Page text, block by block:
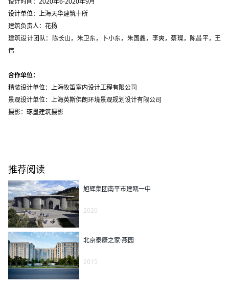
设计单位：上海天华建筑十所
建筑负责人：花扬
建筑设计团队：陈长山，朱卫东，卜小东，朱国鑫，李爽，蔡璨，陈昌平，王
伟
合作单位：
精装设计单位：上海牧笛室内设计工程有限公司
景观设计单位：上海英斯佛朗环境景观规划设计有限公司
摄影：琢墨建筑摄影
推荐阅读
旭辉集团南平市建瓯一中
2020
北京泰康之家·燕园
2015